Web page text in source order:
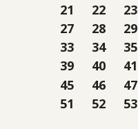
21
22 23
27
28 29
33
34 35
39
40 41
45
46 47
51
52 53